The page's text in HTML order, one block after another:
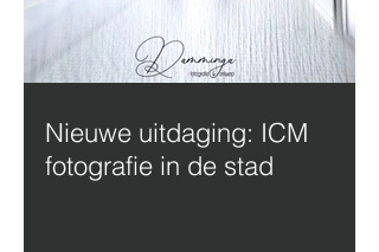
Nieuwe uitdaging: ICM
fotografie in de stad